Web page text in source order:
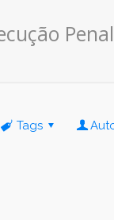
Penal
Tags